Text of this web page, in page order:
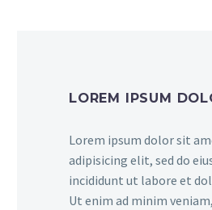
LOREM IPSUM
Lorem ipsum dolor sit
adipisicing elit, sed do
incididunt ut labore et
Ut enim ad minim